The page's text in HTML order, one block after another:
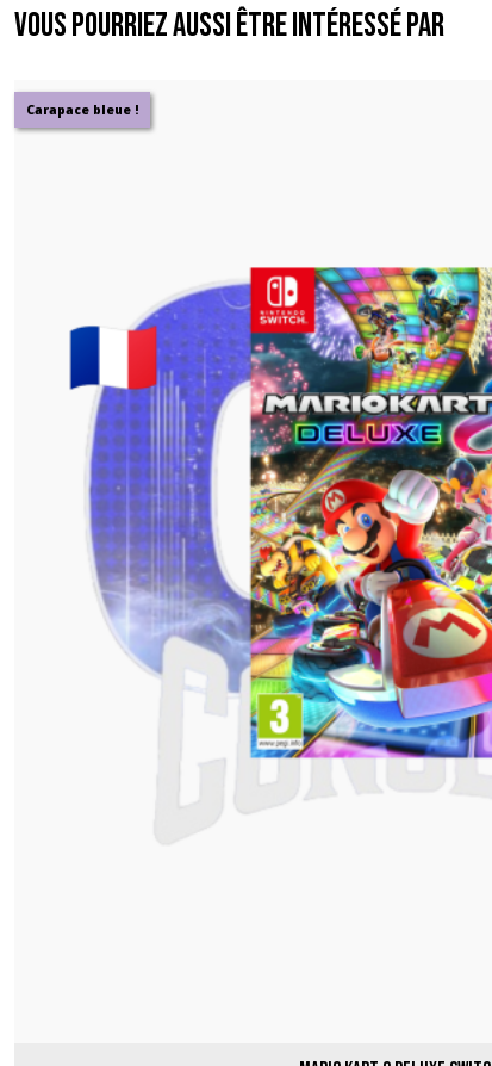
Vous pourriez aussi être intéressé par
Carapace bleue !